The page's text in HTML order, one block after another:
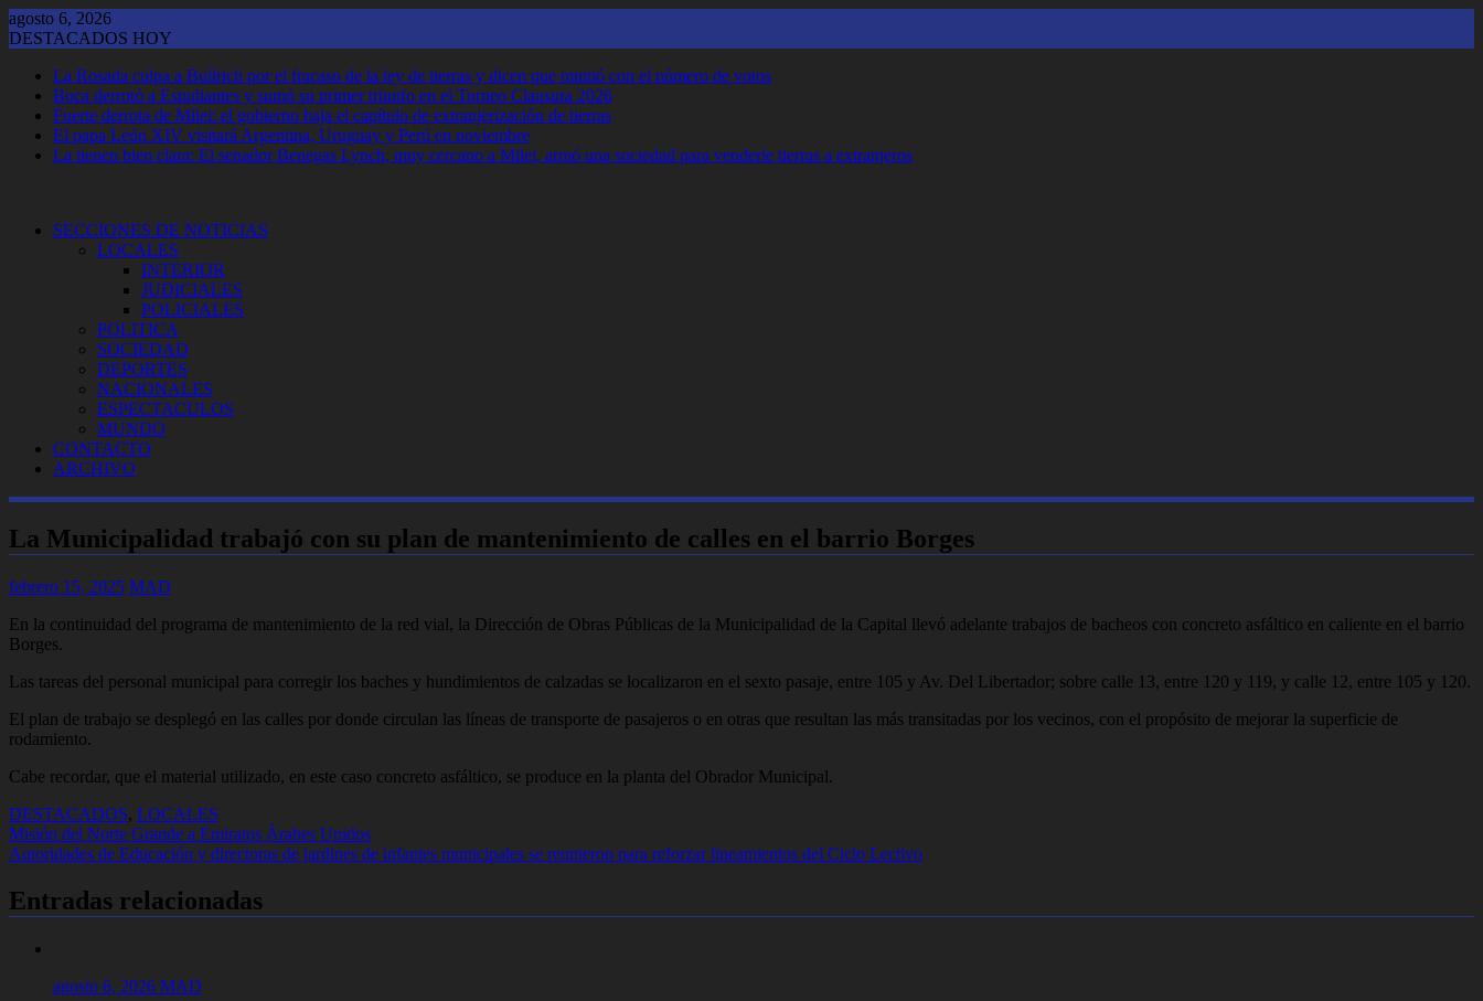
Saltar
al
agosto 6, 2026
DESTACADOS HOY
La Rosada culpa a Bullrich por el fracaso de la ley de tierras y dicen que mintió con el número de votos
Boca derrotó a Estudiantes y sumó su primer triunfo en el Torneo Clausura 2026
Fuerte derrota de Milei: el gobierno baja el capítulo de extranjerización de tierras
El papa León XIV visitará Argentina, Uruguay y Perú en noviembre
La tienen bien clara: El senador Benegas Lynch, muy cercano a Milei, armó una sociedad para venderle tierras a extranjeros
SECCIONES DE NOTICIAS
LOCALES
INTERIOR
JUDICIALES
POLICIALES
POLITICA
SOCIEDAD
DEPORTES
NACIONALES
ESPECTACULOS
MUNDO
CONTACTO
ARCHIVO
La Municipalidad trabajó con su plan de mantenimiento de calles en el barrio Borges
febrero 15, 2025 MAD
En la continuidad del programa de mantenimiento de la red vial, la Dirección de Obras Públicas de la Municipalidad de la Capital llevó adelante trabajos de bacheos con concreto asfáltico en caliente en el barrio
Borges.
Las tareas del personal municipal para corregir los baches y hundimientos de calzadas se localizaron en el sexto pasaje, entre 105 y Av. Del Libertador; sobre calle 13, entre 120 y 119, y calle 12, entre 105 y 120.
El plan de trabajo se desplegó en las calles por donde circulan las líneas de transporte de pasajeros o en otras que resultan las más transitadas por los vecinos, con el propósito de mejorar la superficie de
rodamiento.
Cabe recordar, que el material utilizado, en este caso concreto asfáltico, se produce en la planta del Obrador Municipal.
DESTACADOS, LOCALES
Navegación
de
entradas
Misión del Norte Grande a Emiratos Árabes Unidos
Autoridades de Educación y directoras de jardines de infantes municipales se reunieron para reforzar lineamientos del Ciclo Lectivo
Entradas relacionadas
agosto 6, 2026 MAD